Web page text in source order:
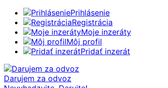
Prihlásenie
Registrácia
Moje inzeráty
Môj profil
Pridať inzerát
Darujem za odvoz